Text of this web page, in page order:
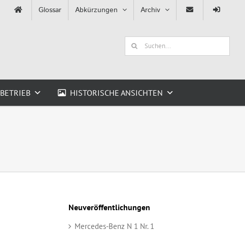
Glossar Abkürzungen Archiv
Suche
nach:
BETRIEB HISTORISCHE ANSICHTEN
Neuveröffentlichungen
Mercedes-Benz N 1 Nr. 1